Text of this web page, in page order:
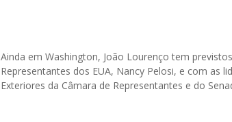
Ainda em Washington, João Lourenço tem
Representantes dos EUA, Nancy Pelosi, e com as
Exteriores da Câmara de Representantes e do